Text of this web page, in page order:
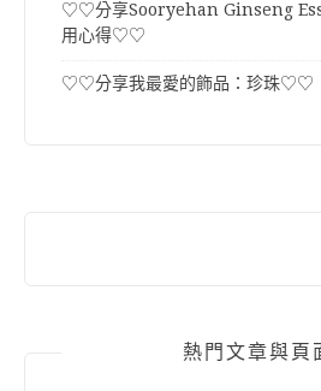
♡♡分享Sooryehan Ginseng
用心得♡♡
♡♡分享我最愛的飾品：珍珠♡♡
熱門文章與頁